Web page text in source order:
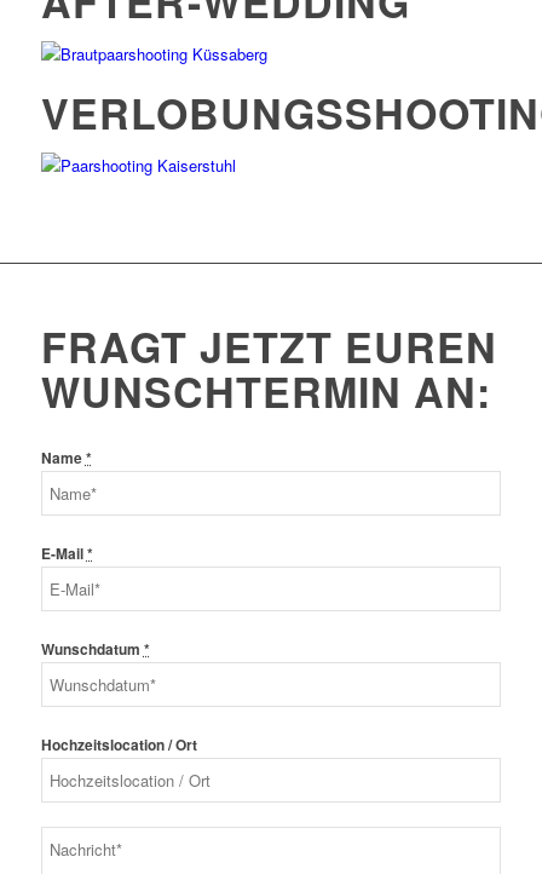
FRAGT JETZT EUREN
WUNSCHTERMIN AN:
Name*
E-Mail*
Wunschdatum *
Hochzeitslocation / Ort